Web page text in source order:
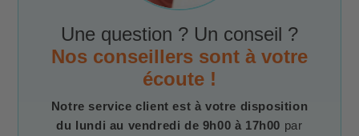
Une question ? Un conseil ?
Nos conseillers sont à votre
écoute !
Notre service client est à votre disposition
du lundi au vendredi de 9h00 à 17h00 par